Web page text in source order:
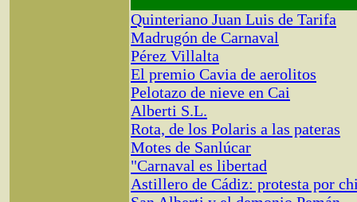
Quinteriano Juan Luis de Tarifa
Madrugón de Carnaval
Pérez Villalta
El premio Cavia de aerolitos
Pelotazo de nieve en Cai
Alberti S.L.
Rota, de los Polaris a las pateras
Motes de Sanlúcar
"Carnaval es libertad
Astillero de Cádiz: protesta por